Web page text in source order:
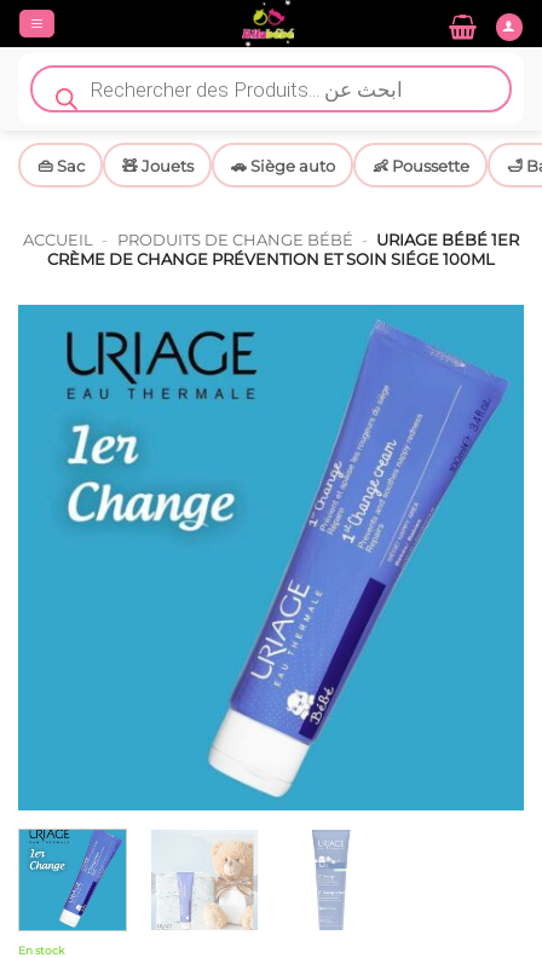
Passer
contenu
Recherche
de
produits
👜 Sac 🧸 Jouets 🚗 Siège auto 👶 Poussette 🛁
ACCUEIL - PRODUITS DE CHANGE BÉBÉ - URIAGE BÉBÉ 1ER
CRÈME DE CHANGE PRÉVENTION ET SOIN SIÉGE 100ML
En stock